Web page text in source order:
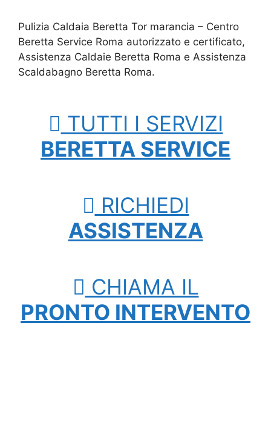
Pulizia Caldaia Beretta Tor marancia – Centro
Beretta Service Roma autorizzato e certificato,
Assistenza Caldaie Beretta Roma e Assistenza
Scaldabagno Beretta Roma.
TUTTI I SERVIZI
BERETTA SERVICE
RICHIEDI
ASSISTENZA
CHIAMA IL
PRONTO INTERVENTO